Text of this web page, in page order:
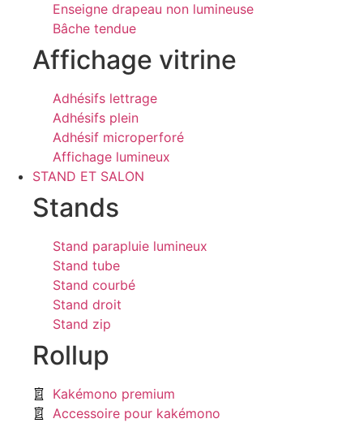
Enseigne drapeau non lumineuse
Bâche tendue
Affichage vitrine
Adhésifs lettrage
Adhésifs plein
Adhésif microperforé
Affichage lumineux
STAND ET SALON
Stands
Stand parapluie lumineux
Stand tube
Stand courbé
Stand droit
Stand zip
Rollup
Kakémono premium
Accessoire pour kakémono